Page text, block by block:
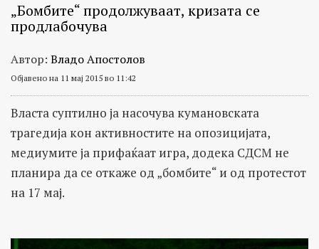
„Бомбите“ продолжуваат, кризата се
продлабочува
Автор: Владо Апостолов
Објавено на 11 мај 2015 во 11:42
Власта суптилно ја насочува кумановската
трагедија кон активностите на опозицијата,
медиумите ја прифаќаат игра, додека СДСМ не
планира да се откаже од „бомбите“ и од протестот
на 17 мај.